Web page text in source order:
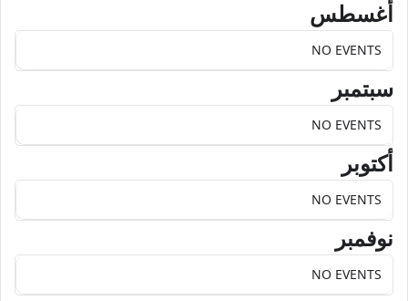
أغسطس
NO EVENTS
سبتمبر
NO EVENTS
أكتوبر
NO EVENTS
نوفمبر
NO EVENTS